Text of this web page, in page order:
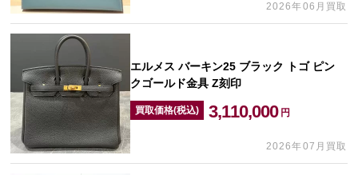
2026年06月買取
エルメス バーキン25 ブラック トゴ ピン
クゴールド金具 Z刻印
買取価格(税込) 3,110,000 円
2026年07月買取